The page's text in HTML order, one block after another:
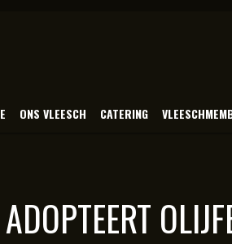
ONS VLEESCH CATERING